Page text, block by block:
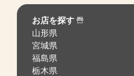
お店を探す
山形県
宮城県
福島県
栃木県